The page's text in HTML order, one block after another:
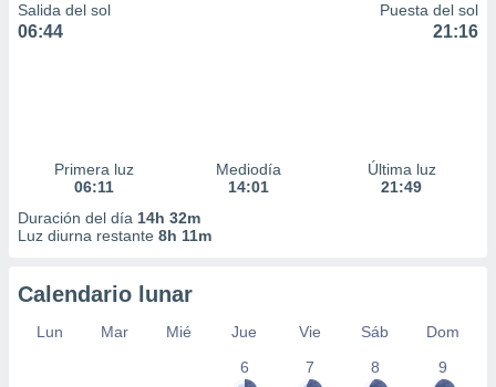
Salida del sol
06:44
Puesta del sol
21:16
Primera luz
06:11
Mediodía
14:01
Última luz
21:49
Duración del día 14h 32m
Luz diurna restante 8h 11m
Calendario lunar
Lun Mar Mié Jue Vie Sáb
Dom
6
7 8 9